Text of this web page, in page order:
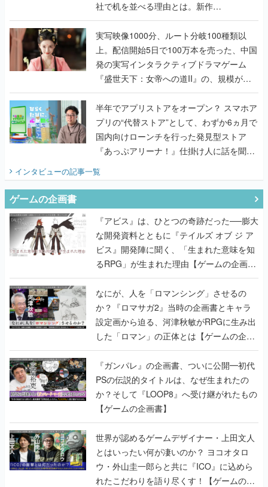
社で机を並べる理由とは。新作
『TATSUJIN EXTREME』で初タッグを組
んだレジェンド2人に訊く開発秘話
実写映像1000分、ルート分岐100種類以
上。配信開始5日で100万本を売った、中国
発の実写インタラクティブドラマゲーム
『盛世天下：女帝への道II』の、規模が違
うこだわりをプロデューサーに聞いた
半年でアプリストアをオープン？ スマホア
プリの“代替ストア”として、わずか6ヵ月で
国内向けローンチを行った発見型ストア
『あっぷアリーナ！』仕掛け人に話を聞い
インタビューの記事一覧
ゲームの企画書
『アビス』は、ひとつの奇跡だった──膨大
な開発資料とともに『テイルズ オブ ジ ア
ビス』開発陣に聞く、「生まれた意味を知
るRPG」が生まれた理由【ゲームの企画
書】
なにが、人を「ロマンシング」させるの
か？『ロマサガ2』当時の企画書とキャラ
設定画から迫る、河津秋敏がRPGに生み出
した「ロマン」の正体とは【ゲームの企画
書】
『ガンパレ』の企画書、ついに公開━初代
PSの伝説的タイトルは、なぜ生まれたの
か？そして『LOOP8』へ受け継がれたもの
【ゲームの企画書】
世界が認めるゲームデザイナー・上田文人
とはいったい何が凄いのか？ ヨコオタロ
ウ・外山圭一郎らと共に『ICO』に込めら
れたこだわりを語り尽くす！【ゲームの企